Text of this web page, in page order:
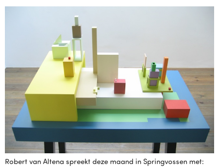
Robert van Altena spreekt deze maand in Springvossen met: